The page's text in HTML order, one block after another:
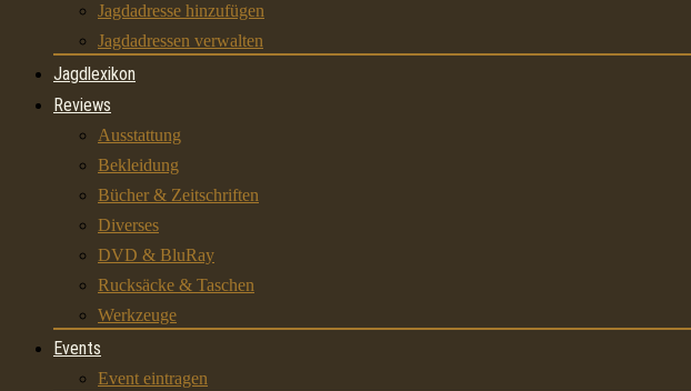
Jagdadresse hinzufügen
Jagdadressen verwalten
Jagdlexikon
Reviews
Ausstattung
Bekleidung
Bücher & Zeitschriften
Diverses
DVD & BluRay
Rucksäcke & Taschen
Werkzeuge
Events
Event eintragen